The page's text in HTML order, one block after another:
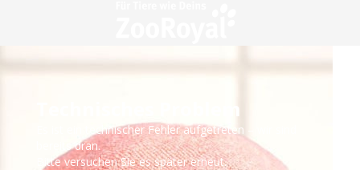
Technisches Problem
Es ist ein technischer Fehler aufgetreten – wir sind
bereits dran.
Bitte versuchen Sie es später erneut.